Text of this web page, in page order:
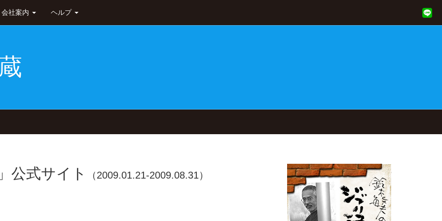
会社案内 ヘルプ
公式サイト （2009.01.21-2009.08.31）